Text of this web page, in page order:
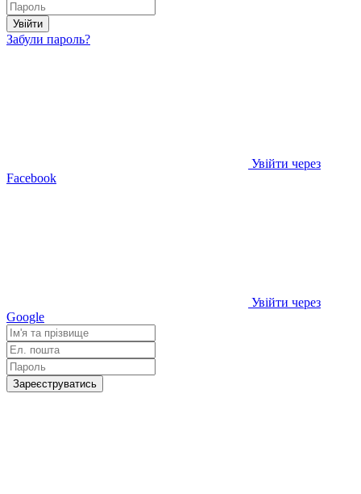
Увійти
Забули пароль?
Увійти через
Facebook
Увійти через
Google
Зареєструватись